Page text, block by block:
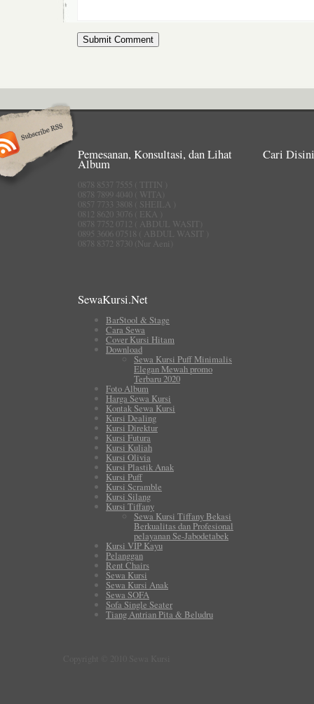
Pemesanan, Konsultasi, dan Lihat
Album
0878 8537 7555 ( TITIN )
0878 7899 4040 ( WITA)
0857 7733 3808 ( SHEILA )
0812 8620 3076 ( EKA )
0878 7752 0712 ( ABDUL WASIT)
0895 3606 07518 ( ABDUL WASIT )
0878 8372 8730 (Nur Aeni)
Cari
SewaKursi.Net
BarStool & Stage
Cara Sewa
Cover Kursi Hitam
Download
Sewa Kursi Puff Minimalis
Elegan Mewah promo
Terbaru 2020
Foto Album
Harga Sewa Kursi
Kontak Sewa Kursi
Kursi Dealing
Kursi Direktur
Kursi Futura
Kursi Kuliah
Kursi Olivia
Kursi Plastik Anak
Kursi Puff
Kursi Scramble
Kursi Silang
Kursi Tiffany
Sewa Kursi Tiffany Bekasi
Berkualitas dan Profesional
pelayanan Se-Jabodetabek
Kursi VIP Kayu
Pelanggan
Rent Chairs
Sewa Kursi
Sewa Kursi Anak
Sewa SOFA
Sofa Single Seater
Tiang Antrian Pita & Beludru